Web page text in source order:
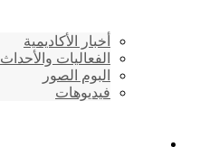
أخبار الأكاديمية
الفعاليات والأحداث
البوم الصور
فيديوهات